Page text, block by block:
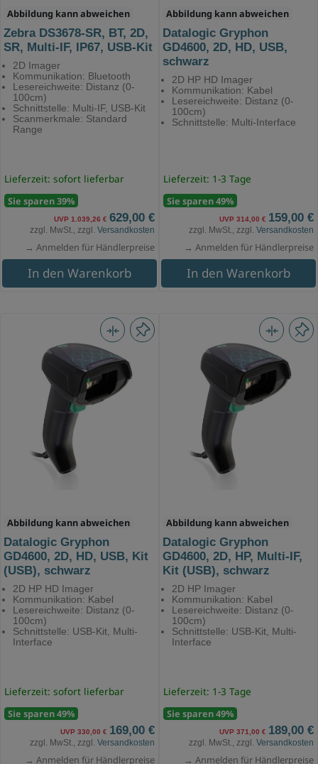
Abbildung kann abweichen
Zebra DS3678-SR, BT, 2D,
SR, Multi-IF, IP67, USB-Kit
2D Imager
Kommunikation: Bluetooth
Lesereichweite: Distanz (0-
100cm)
Schnittstelle: Multi-IF, USB-Kit
Scanmerkmale: Standard
Range
Lieferzeit: sofort lieferbar
Sie sparen 39%
UVP 1.039,26 € 629,00 €
zzgl. MwSt., zzgl. Versandkosten
→ Anmelden für Händlerpreise
In den Warenkorb
Abbildung kann abweichen
Datalogic Gryphon
GD4600, 2D, HD, USB,
schwarz
2D HP HD Imager
Kommunikation: Kabel
Lesereichweite: Distanz (0-
100cm)
Schnittstelle: Multi-Interface
Lieferzeit: 1-3 Tage
Sie sparen 49%
UVP 314,00 € 159,00 €
zzgl. MwSt., zzgl. Versandkosten
→ Anmelden für Händlerpreise
In den Warenkorb
Abbildung kann abweichen
Datalogic Gryphon
GD4600, 2D, HD, USB, Kit
(USB), schwarz
2D HP HD Imager
Kommunikation: Kabel
Lesereichweite: Distanz (0-
100cm)
Schnittstelle: USB-Kit, Multi-
Interface
Lieferzeit: sofort lieferbar
Sie sparen 49%
UVP 330,00 € 169,00 €
zzgl. MwSt., zzgl. Versandkosten
→ Anmelden für Händlerpreise
Abbildung kann abweichen
Datalogic Gryphon
GD4600, 2D, HP, Multi-IF,
Kit (USB), schwarz
2D HP Imager
Kommunikation: Kabel
Lesereichweite: Distanz (0-
100cm)
Schnittstelle: USB-Kit, Multi-
Interface
Lieferzeit: 1-3 Tage
Sie sparen 49%
UVP 371,00 € 189,00 €
zzgl. MwSt., zzgl. Versandkosten
→ Anmelden für Händlerpreise